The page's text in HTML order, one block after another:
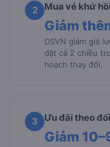
2 Mua vé khứ hồi
Giảm
DSVN giảm giá
đặt cả 2 chiều
hoạch thay đổi.
3 Ưu đãi theo
Giảm